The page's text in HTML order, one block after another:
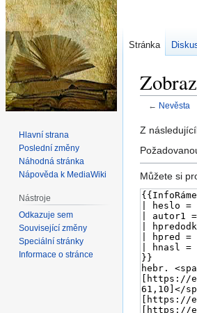
← Nevěsta
Skočit
na
Skočit
na
Z
Můžete si
Stránka
Hlavní strana
Poslední změny
Náhodná stránka
Nápověda k MediaWiki
Nástroje
Odkazuje sem
Související změny
Speciální stránky
Informace o stránce